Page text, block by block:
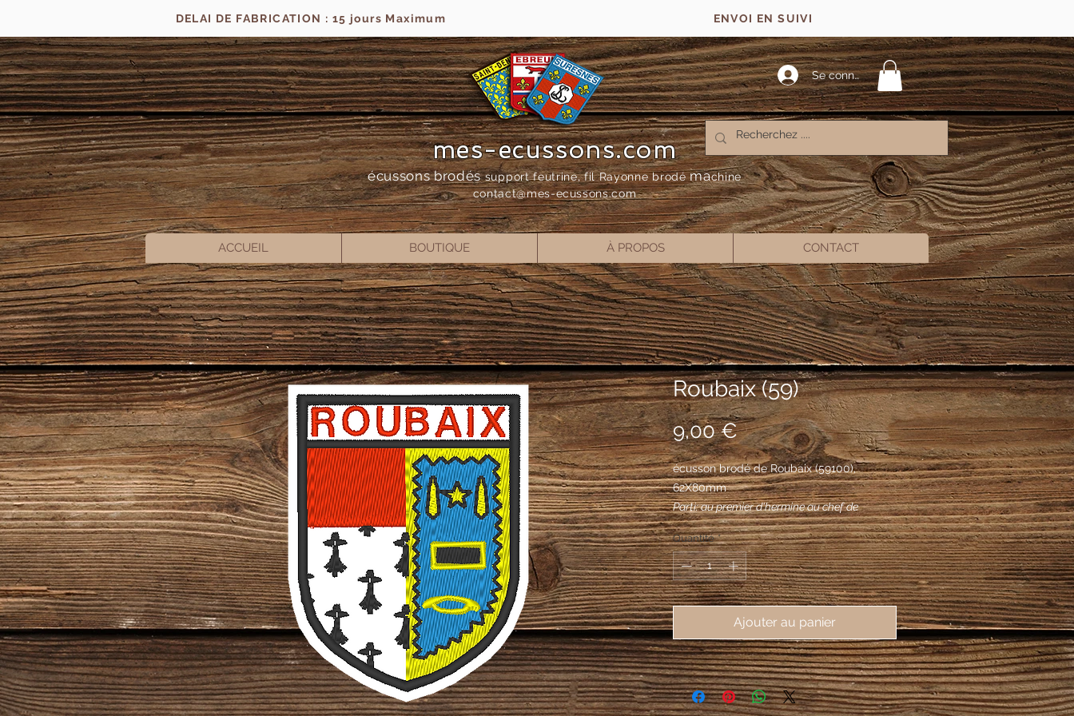
DELAI DE FABRICATION : 15 jours Maximum ENVOI EN SUIVI
Se connecter
mes-ecussons.com
écussons brodés support feutrine, fil Rayonne brodémachine
contact@mes-ecussons.com
ACCUEIL BOUTIQUE À PROPOS CONTACT
Roubaix (59)
9,00 €Prix
écusson brodé de Roubaix (59100),
62X80mm
Parti: au premier d'hermine au chef de
gueules; au second d'azur à un roc de sable,
encadré d'or, accompagné en chef d'une
étoile de même, accostée de deux canettes
d'argent; et en pointe d'une navette aussi
d'or, à la bordure denchée de même.
Quantité *
Ajouter au panier